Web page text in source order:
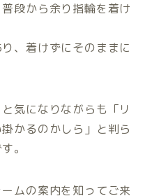
段から余り指輪を着け
、着けずにそのままに
気になりながらも「リ
かるのかしら」と判ら
。
ムの案内を知ってご来